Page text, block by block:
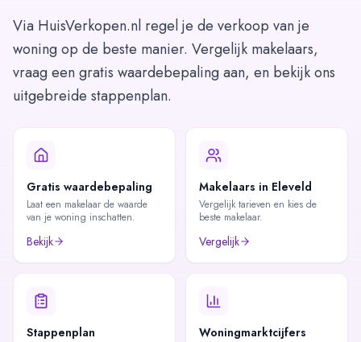
Via HuisVerkopen.nl regel je de verkoop van je
woning op de beste manier. Vergelijk makelaars,
vraag een gratis waardebepaling aan, en bekijk ons
uitgebreide stappenplan.
Gratis waardebepaling
Laat een makelaar de waarde
van je woning inschatten.
Bekijk
Makelaars in Eleveld
Vergelijk tarieven en kies de
beste makelaar.
Vergelijk
Stappenplan Woningmarktcijfers